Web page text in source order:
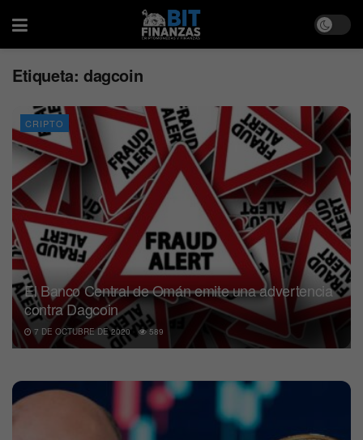
Etiqueta: dagcoin
CRIPTO
El Banco Central de Omán emite una advertencia
contra Dagcoin
7 DE OCTUBRE DE 2020 589